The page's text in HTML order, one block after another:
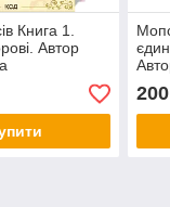
Книга 1.
Автор
200